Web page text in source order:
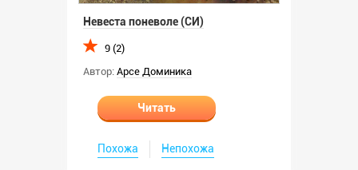
Невеста поневоле (СИ)
9 (2)
Автор: Арсе Доминика
Читать
Похожа Непохожа